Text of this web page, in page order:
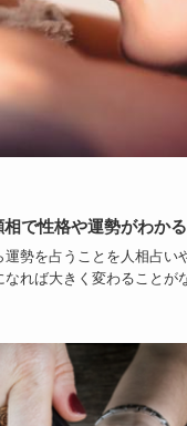
で性格や運勢がわかる
運勢を占うことを人相占い
れば大きく変わることが
…